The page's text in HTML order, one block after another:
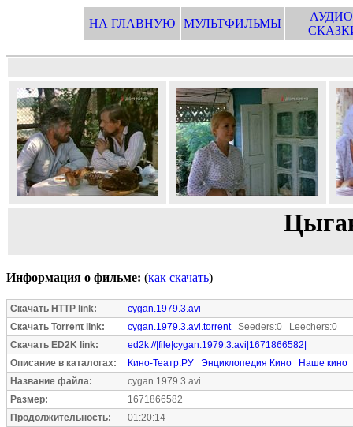
НА ГЛАВНУЮ МУЛЬТФИЛЬМЫ
Информация о фильме: (как скачать)
Скачать HTTP link:
cygan.1979.3.avi
Скачать Torrent link:
cygan.1979.3.avi.torrentSeeders:0 Leechers:0
Скачать ED2K link:
ed2k://|file|cygan.1979.3.avi|1671866582|
Описание в каталогах:
Кино-Театр.РУ Энциклопедия Кино
Наше кино
Название файла:
cygan.1979.3.avi
Размер:
1671866582
Продолжительность:
01:20:14